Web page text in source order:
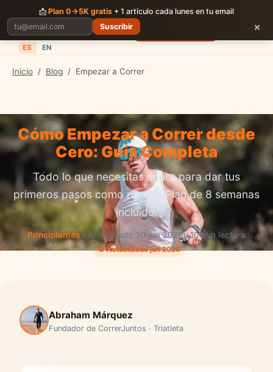
CORRERJUNTOS
PlanesBlogCarreras Precios
ES EN
Inicio / Blog / Empezar a Correr
Cómo Empezar a Correr desde
Cero: Guía Completa
Todo lo que necesitas saber para dar tus
primeros pasos como runner. Plan de 8 semanas
incluido.
Principiantes· Actualizado 30 jun 2026 · 10 min lectura
🔄 Actualizado jun 2026
Abraham Márquez
Fundador de CorrerJuntos · Triatleta
📩 Plan 0→5K gratis + 1 artículo cada lunes en tu email
Suscribir
×